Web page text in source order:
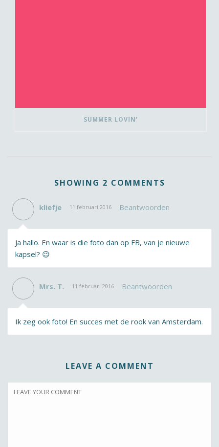
SUMMER LOVIN’
SHOWING 2 COMMENTS
kliefje 11 februari 2016 Beantwoorden
Ja hallo. En waar is die foto dan op FB, van je nieuwe
kapsel? 😉
Mrs. T. 11 februari 2016 Beantwoorden
Ik zeg ook foto! En succes met de rook van Amsterdam.
LEAVE A COMMENT